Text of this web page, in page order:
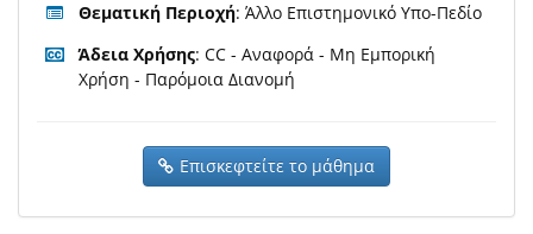
Θεματική Περιοχή: Άλλο Επιστημονικό Υπο-Πεδίο
Άδεια Χρήσης: CC - Αναφορά - Μη Εμπορική
Χρήση - Παρόμοια Διανομή
Επισκεφτείτε το μάθημα